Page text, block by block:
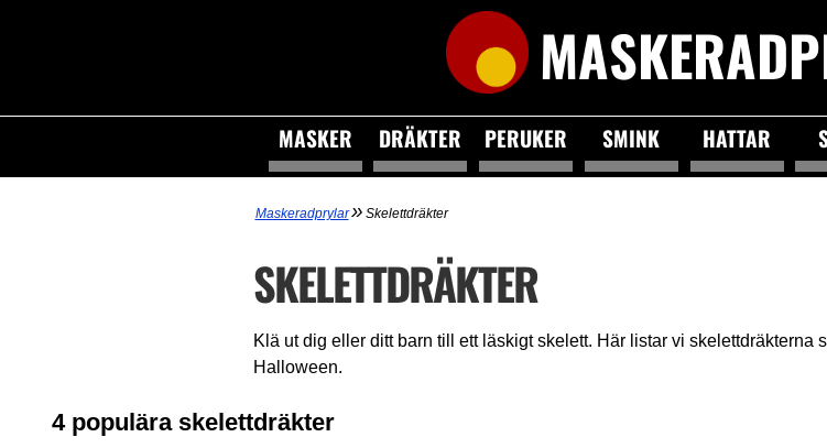
MASKER DRÄKTER PERUKER SMINK HATTAR
Maskeradprylar» Skelettdräkter
SKELETTDRÄKTER
Klä ut dig eller ditt barn till ett läskigt skelett. Här listar vi skelettdräkterna
Halloween.
4 populära skelettdräkter